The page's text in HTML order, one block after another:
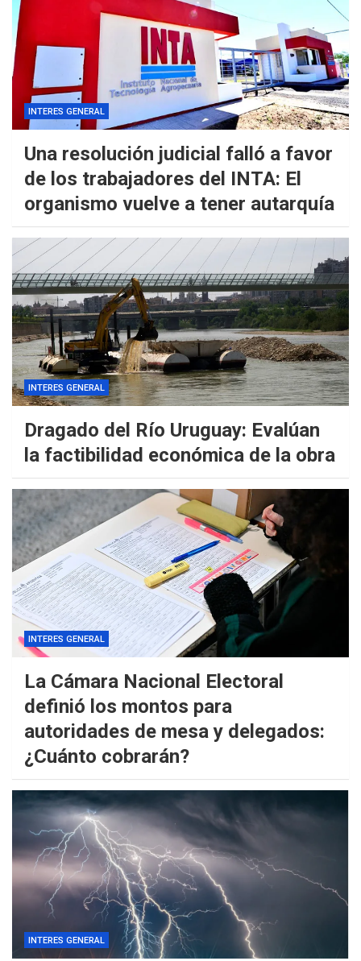
INTERES GENERAL
Una resolución judicial falló a favor
de los trabajadores del INTA: El
organismo vuelve a tener autarquía
INTERES GENERAL
Dragado del Río Uruguay: Evalúan
la factibilidad económica de la obra
INTERES GENERAL
La Cámara Nacional Electoral
definió los montos para
autoridades de mesa y delegados:
¿Cuánto cobrarán?
INTERES GENERAL